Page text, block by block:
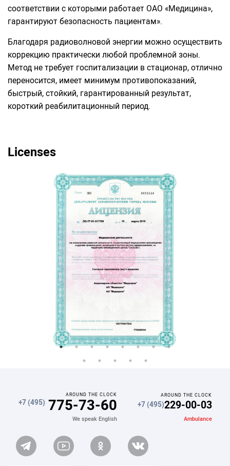
соответствии с которыми работает ОАО «Медицина»,
гарантируют безопасность пациентам».
Благодаря радиоволновой энергии можно осуществить
коррекцию практически любой проблемной зоны.
Метод не требует госпитализации в стационар, отлично
переносится, имеет минимум противопоказаний,
быстрый, стойкий, гарантированный результат,
короткий реабилитационный период.
Licenses
AROUND THE CLOCK
+7 (495) 775-73-60
We speak English
AROUND THE CLOCK
+7 (495)229-00-03
Ambulance